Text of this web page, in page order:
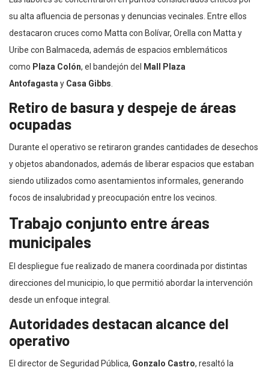
su alta afluencia de personas y denuncias vecinales. Entre ellos
destacaron cruces como Matta con Bolívar, Orella con Matta y
Uribe con Balmaceda, además de espacios emblemáticos
como Plaza Colón, el bandejón del
Mall Plaza
Antofagastay Casa Gibbs.
Retiro de basura y despeje de áreas
ocupadas
Durante el operativo se retiraron grandes cantidades de desechos
y objetos abandonados, además de liberar espacios que estaban
siendo utilizados como asentamientos informales, generando
focos de insalubridad y preocupación entre los vecinos.
Trabajo conjunto entre áreas
municipales
El despliegue fue realizado de manera coordinada por distintas
direcciones del municipio, lo que permitió abordar la intervención
desde un enfoque integral.
Autoridades destacan alcance del
operativo
El director de Seguridad Pública, Gonzalo Castro, resaltó la